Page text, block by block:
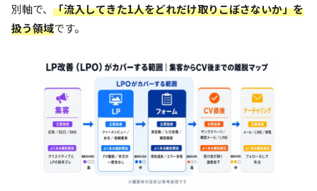
別軸で、 「流入してきた1人をどれだけ取りこぼさないか」を
扱う領域です。